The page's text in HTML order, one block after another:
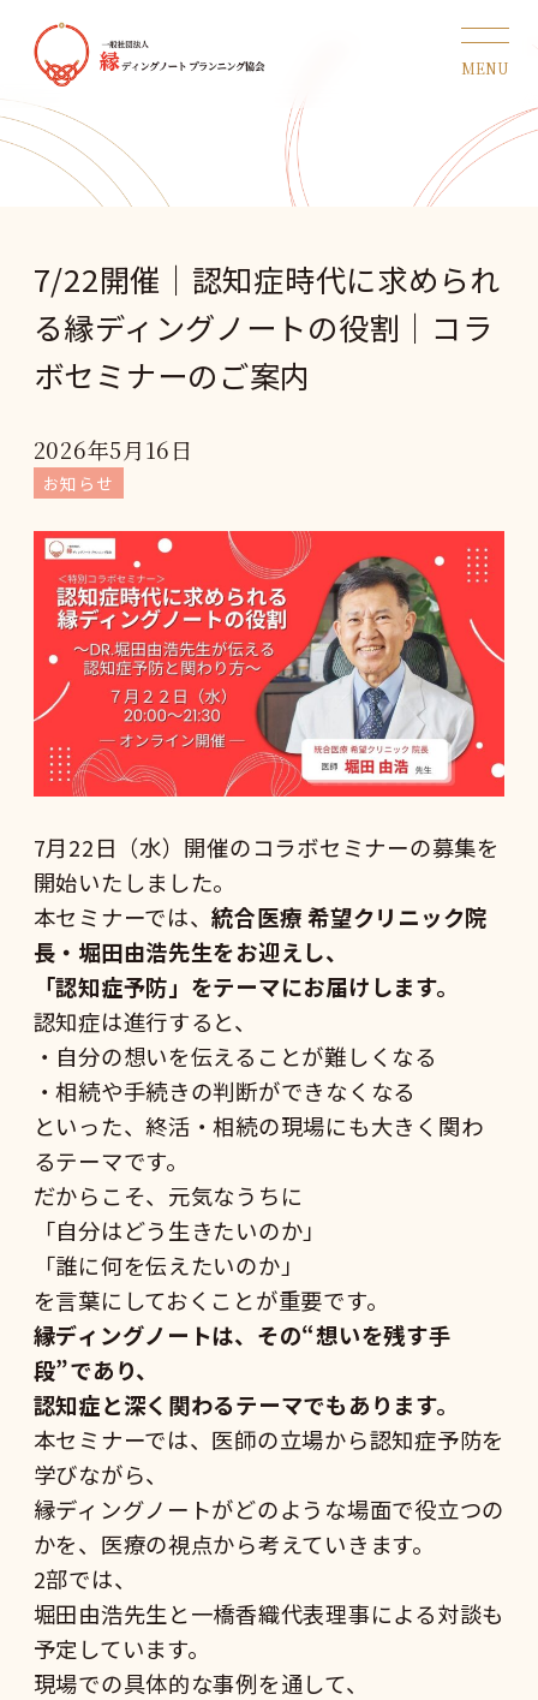
7/22開催｜認知症時代に求められ
る縁ディングノートの役割｜コラ
ボセミナーのご案内
2026年5月16日
お知らせ
7月22日（水）開催のコラボセミナーの募集を
開始いたしました。
本セミナーでは、統合医療 希望クリニック院
長・ 堀田由浩先生をお迎えし、
「認知症予防」をテーマにお届けします。
認知症は進行すると、
・自分の想いを伝えることが難しくなる
・相続や手続きの判断ができなくなる
といった、終活・相続の現場にも大きく関わ
るテーマです。
だからこそ、元気なうちに
「自分はどう生きたいのか」
「誰に何を伝えたいのか」
を言葉にしておくことが重要です。
縁ディングノートは、その“想いを残す手
段”であり、
認知症と深く関わるテーマでもあります。
本セミナーでは、医師の立場から認知症予防を
学びながら、
縁ディングノートがどのような場面で役立つの
かを、医療の視点から考えていきます。
2部では、
堀田由浩先生と一橋香織代表理事による対談も
予定しています。
現場での具体的な事例を通して、